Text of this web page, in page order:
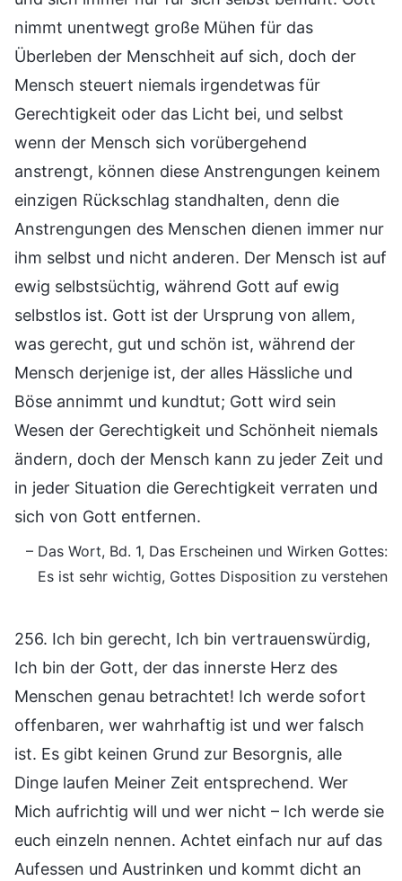
nimmt unentwegt große Mühen für das
Überleben der Menschheit auf sich, doch der
Mensch steuert niemals irgendetwas für
Gerechtigkeit oder das Licht bei, und selbst
wenn der Mensch sich vorübergehend
anstrengt, können diese Anstrengungen keinem
einzigen Rückschlag standhalten, denn die
Anstrengungen des Menschen dienen immer nur
ihm selbst und nicht anderen. Der Mensch ist auf
ewig selbstsüchtig, während Gott auf ewig
selbstlos ist. Gott ist der Ursprung von allem,
was gerecht, gut und schön ist, während der
Mensch derjenige ist, der alles Hässliche und
Böse annimmt und kundtut; Gott wird sein
Wesen der Gerechtigkeit und Schönheit niemals
ändern, doch der Mensch kann zu jeder Zeit und
in jeder Situation die Gerechtigkeit verraten und
sich von Gott entfernen.
– Das Wort, Bd. 1, Das Erscheinen und Wirken Gottes:
Es ist sehr wichtig, Gottes Disposition zu verstehen
256. Ich bin gerecht, Ich bin vertrauenswürdig,
Ich bin der Gott, der das innerste Herz des
Menschen genau betrachtet! Ich werde sofort
offenbaren, wer wahrhaftig ist und wer falsch
ist. Es gibt keinen Grund zur Besorgnis, alle
Dinge laufen Meiner Zeit entsprechend. Wer
Mich aufrichtig will und wer nicht – Ich werde sie
euch einzeln nennen. Achtet einfach nur auf das
Aufessen und Austrinken und kommt dicht an